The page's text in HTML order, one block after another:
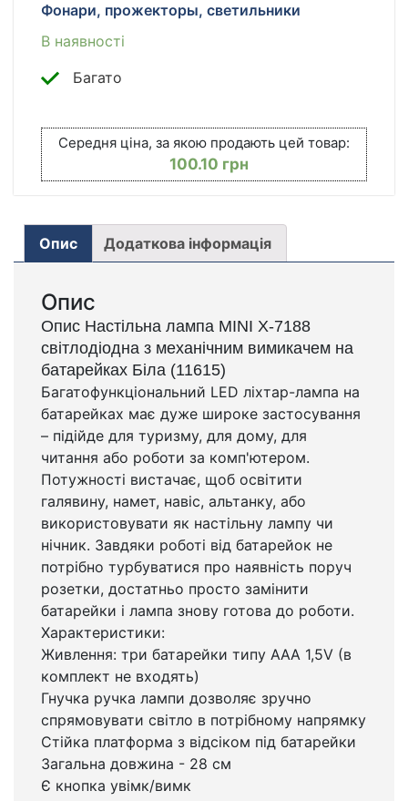
НА
КІЛЬКІСТЬ
Фонари, прожекторы, светильники
В наявності
Багато
Середня ціна, за якою продають цей товар:
100.10 грн
Опис Додаткова інформація
Опис
Опис Настільна лампа MINI X-7188
світлодіодна з механічним вимикачем на
батарейках Біла (11615)
Багатофункціональний LED ліхтар-лампа на
батарейках має дуже широке застосування
– підійде для туризму, для дому, для
читання або роботи за комп'ютером.
Потужності вистачає, щоб освітити
галявину, намет, навіс, альтанку, або
використовувати як настільну лампу чи
нічник. Завдяки роботі від батарейок не
потрібно турбуватися про наявність поруч
розетки, достатньо просто замінити
батарейки і лампа знову готова до роботи.
Характеристики:
Живлення: три батарейки типу AAA 1,5V (в
комплект не входять)
Гнучка ручка лампи дозволяє зручно
спрямовувати світло в потрібному напрямку
Стійка платформа з відсіком під батарейки
Загальна довжина - 28 см
Є кнопка увімк/вимк